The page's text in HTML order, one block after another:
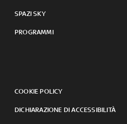
SPAZI SKY
PROGRAMMI
COOKIE POLICY
DICHIARAZIONE DI ACCESSIBILITÀ